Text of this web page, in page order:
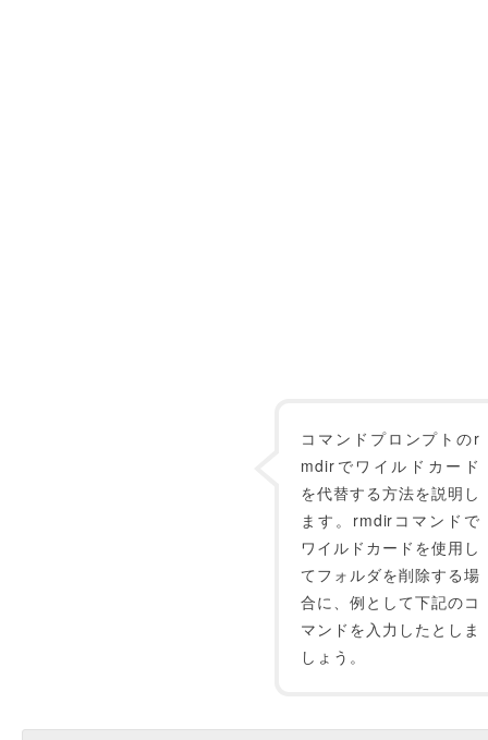
コマンドプロンプトのr
mdirでワイルドカード
を代替する方法を説明し
ます。rmdirコマンドで
ワイルドカードを使用し
てフォルダを削除する場
合に、例として下記のコ
マンドを入力したとしま
しょう。